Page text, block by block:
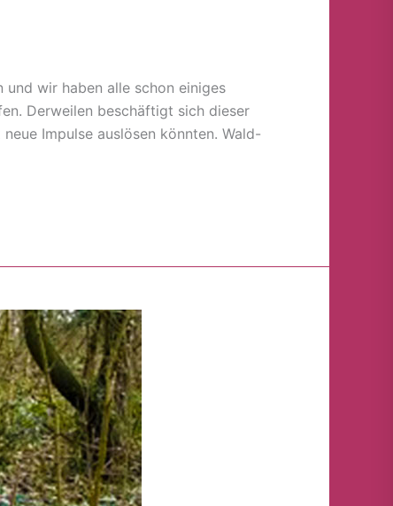
und wir haben alle schon einiges
Derweilen beschäftigt sich dieser
Impulse auslösen könnten. Wald-